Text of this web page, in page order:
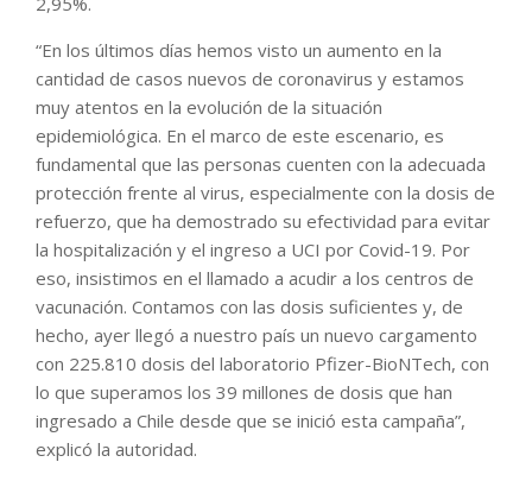
“En los últimos días hemos visto un aumento en la
cantidad de casos nuevos de coronavirus y estamos
muy atentos en la evolución de la situación
epidemiológica. En el marco de este escenario, es
fundamental que las personas cuenten con la adecuada
protección frente al virus, especialmente con la dosis de
refuerzo, que ha demostrado su efectividad para evitar
la hospitalización y el ingreso a UCI por Covid-19. Por
eso, insistimos en el llamado a acudir a los centros de
vacunación. Contamos con las dosis suficientes y, de
hecho, ayer llegó a nuestro país un nuevo cargamento
con 225.810 dosis del laboratorio Pfizer-BioNTech, con
lo que superamos los 39 millones de dosis que han
ingresado a Chile desde que se inició esta campaña”,
explicó la autoridad.